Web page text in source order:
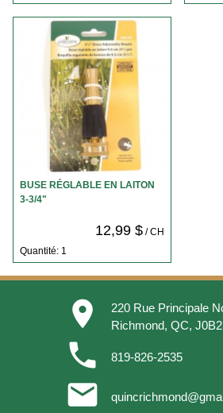
BUSE RÉGLABLE EN LAITON
3-3/4"
12,99 $/ CH
Quantité: 1
place
220 Rue Principale
Richmond, QC,
phone 819-826-2535
email